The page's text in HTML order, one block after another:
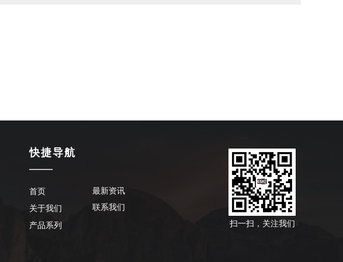
快捷导航
——
首页
关于我们
产品系列
最新资讯
联系我们
扫一扫，关注我们